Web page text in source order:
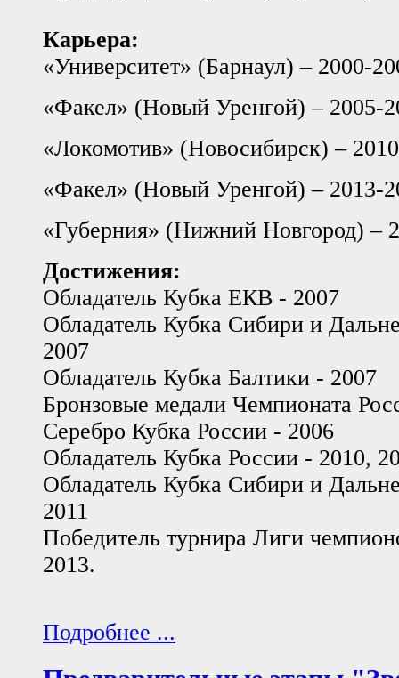
Карьера:
«Университет» (Барнаул) – 2000-
«Факел» (Новый Уренгой) – 2005-
«Локомотив» (Новосибирск) –
«Факел» (Новый Уренгой) – 2013-
«Губерния» (Нижний Новгород) –
Достижения:
Обладатель Кубка ЕКВ - 2007
Обладатель Кубка Сибири и
2007
Обладатель Кубка Балтики - 2007
Бронзовые медали Чемпионата
Серебро Кубка России - 2006
Обладатель Кубка России - 2010,
Обладатель Кубка Сибири и
2011
Победитель турнира Лиги
2013.
Подробнее ...